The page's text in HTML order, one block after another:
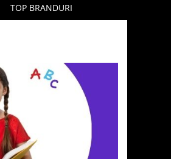
TOP BRANDURI